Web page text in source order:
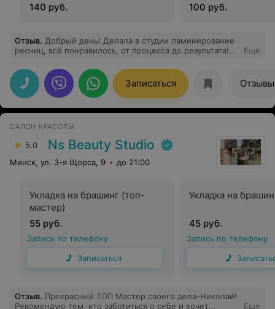
140 руб.
100 руб.
Отзыв. Добрый день! Делала в студии ламинирование
ресниц, всё понравилось, от процесса до результата!
Еще
Записаться Отзывы
САЛОН КРАСОТЫ
5.0 Ns Beauty Studio
Минск, ул. 3-я Щорса, 9 до 21:00
Укладка на брашинг (топ-
мастер)
55 руб.
Запись по телефону
Записаться
Укладка на
45 руб.
Запись по телефону
Отзыв. Прекрасный ТОП Мастер своего дела-Николай!
Рекомендую тем, кто заботиться о себе и хочет
Еще